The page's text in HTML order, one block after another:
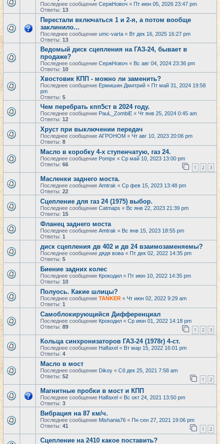
Последнее сообщение СержНовоч « Пт июн 05, 2026 23:47 pm
Ответы: 13
Перестали включаться 1 и 2-я, а потом вообще
заклинило...
Последнее сообщение umc-varta « Вт дек 16, 2025 16:27 pm
Ответы: 13
Ведомый диск сцепления на ГАЗ-24, бывает в
продаже?
Последнее сообщение СержНовоч « Вс авг 04, 2024 23:36 pm
Ответы: 10
Хвостовик КПП - можно ли заменить?
Последнее сообщение Ермишин Дмитрий « Пт май 31, 2024 19:58
pm
Ответы: 5
Чем перебрать кпп5ст в 2024 году.
Последнее сообщение PauL_ZombiE « Чт янв 25, 2024 0:45 am
Ответы: 12
Хруст при выключении передач
Последнее сообщение АГРОНОМ « Чт авг 10, 2023 20:06 pm
Ответы: 8
Масло в коробку 4-х ступенчатую, газ 24.
Последнее сообщение Pompx « Ср май 10, 2023 13:00 pm
Ответы: 66 1 2 3
Масленки заднего моста.
Последнее сообщение Amtrak « Ср фев 15, 2023 13:48 pm
Ответы: 22
Сцепление для газ 24 (1975) выбор.
Последнее сообщение Catmaps « Вс янв 22, 2023 21:39 pm
Ответы: 15
Фланец заднего моста
Последнее сообщение Amtrak « Вс янв 15, 2023 18:55 pm
Ответы: 1
диск сцепления дв 402 и дв 24 взаимозаменяемы?
Последнее сообщение дядя вова « Пт дек 02, 2022 14:35 pm
Ответы: 5
Биение задних колес
Последнее сообщение Крокодил « Пт июн 10, 2022 14:35 pm
Ответы: 10
Полуось. Какие шлицы?
Последнее сообщение TANKER « Чт июн 02, 2022 9:29 am
Ответы: 1
Самоблокирующийся Дифференциал
Последнее сообщение Крокодил « Ср июн 01, 2022 14:18 pm
Ответы: 89 1 2 3
Кольца синхронизаторов ГАЗ-24 (1978г) 4-ст.
Последнее сообщение Halfaxel « Вт мар 15, 2022 16:01 pm
Ответы: 4
Масло в мост
Последнее сообщение Dikoy « Сб дек 25, 2021 7:58 am
Ответы: 52 1 2
Магнитные пробки в мост и КПП
Последнее сообщение Halfaxel « Вс окт 24, 2021 13:50 pm
Ответы: 3
Вибрация на 87 км/ч.
Последнее сообщение Mishania76 « Пн сен 27, 2021 19:06 pm
Ответы: 41 1 2
Сцепление на 2410 какое поставить?